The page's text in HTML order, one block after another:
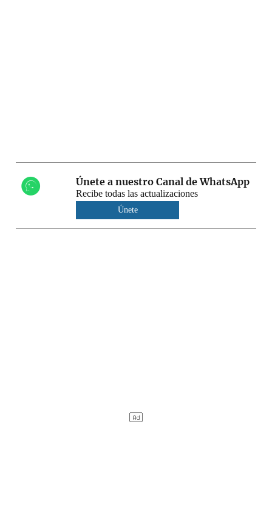
Únete a nuestro Canal de WhatsApp
Recibe todas las actualizaciones
Únete